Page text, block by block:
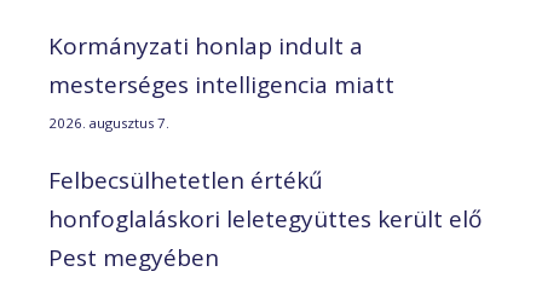
Kormányzati honlap indult a
mesterséges intelligencia miatt
2026. augusztus 7.
Felbecsülhetetlen értékű
honfoglaláskori leletegyüttes került elő
Pest megyében